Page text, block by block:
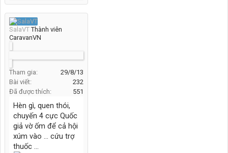
SalaVT Thành viên
CaravanVN
Tham gia:
29/8/13
Bài viết:
232
Đã được thích:
551
Hèn gì, quen thói,
chuyến 4 cực Quốc
giả vờ ốm để cả hội
xúm vào ... cứu trợ
thuốc ...